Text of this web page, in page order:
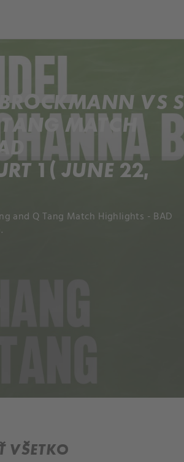
VS S
MATCH
1 ( JUNE 22,
and Q Tang Match Highlights - BAD
VŠETKO